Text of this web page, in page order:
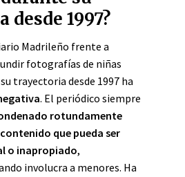
desde 1997?
Madrileño frente a
fotografías de niñas
trayectoria desde 1997 ha
. El periódico siempre
rotundamente
que pueda ser
o inapropiado,
involucra a menores. Ha